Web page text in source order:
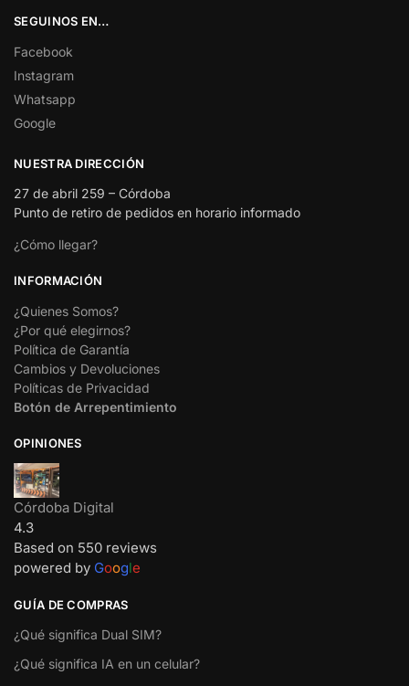
SEGUINOS EN…
Facebook
Instagram
Whatsapp
Google
NUESTRA DIRECCIÓN
27 de abril 259 – Córdoba
Punto de retiro de pedidos en horario informado
¿Cómo llegar?
INFORMACIÓN
¿Quienes Somos?
¿Por qué elegirnos?
Política de Garantía
Cambios y Devoluciones
Políticas de Privacidad
Botón de Arrepentimiento
OPINIONES
Córdoba Digital
4.3
Based on 550 reviews
powered by Google
GUÍA DE COMPRAS
¿Qué significa Dual SIM?
¿Qué significa IA en un celular?